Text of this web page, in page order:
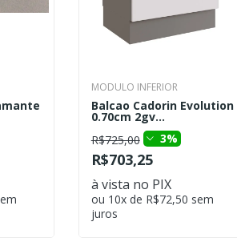
MODULO INFERIOR
Balcao Cadorin Evolution
0.70cm 2gv...
R$725,00
3%
R$703,25
à vista no PIX
ou 10x de R$72,50 sem
juros